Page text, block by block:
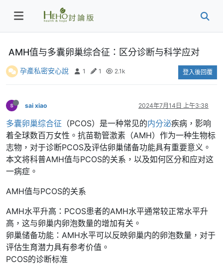
AMH值与多囊卵巢综合征：区分诊断与科学应对
孕產私密安心說 1 1 2.1k 登入後回覆
sai xiao 2024年7月14日 上午3:38
多囊卵巢综合征 （PCOS）是一种常见的内分泌疾病，影响
着全球数百万女性。抗苗勒管激素（AMH）作为一种生物标
志物，对于诊断PCOS及评估卵巢储备功能具有重要意义。
本文将科普AMH值与PCOS的关系，以及如何区分和应对这
一病症。
AMH值与PCOS的关系
AMH水平升高：PCOS患者的AMH水平通常较正常水平升
高，这与卵巢内卵泡数量的增加有关。
卵巢储备功能：AMH水平可以反映卵巢内的卵泡数量，对于
评估生育潜力具有参考价值。
PCOS的诊断标准